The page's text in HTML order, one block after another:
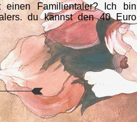
Familientaler? Ich bin
du kannst den 40 Euro